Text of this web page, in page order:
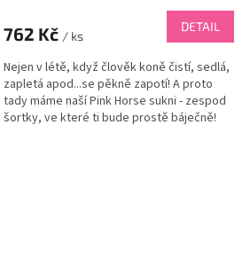
762 Kč / ks
DETAIL
Nejen v létě, když člověk koně čistí, sedlá,
zapletá apod...se pěkně zapotí! A proto
tady máme naší Pink Horse sukni - zespod
šortky, ve které ti bude prostě báječně!